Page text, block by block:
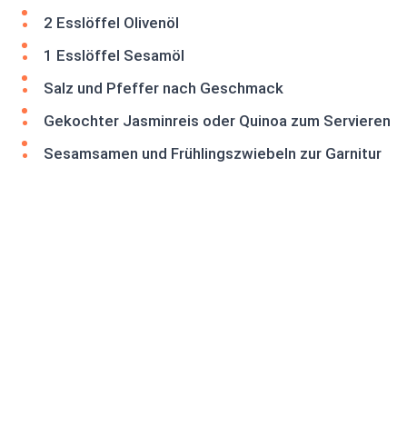
2 Esslöffel Olivenöl
1 Esslöffel Sesamöl
Salz und Pfeffer nach Geschmack
Gekochter Jasminreis oder Quinoa zum Servieren
Sesamsamen und Frühlingszwiebeln zur Garnitur